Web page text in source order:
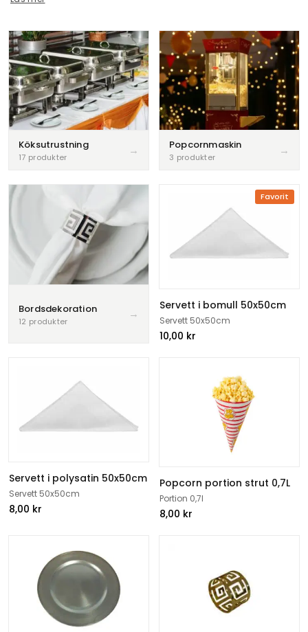
och popcorn till praktisk
trygg och proffsig service, tydliga råd och flexibla lösningar
som gör förberedelserna smidiga. Vi hjälper dig gärna att
välja rätt detaljer så att helheten känns genomtänkt och
du kan fokusera på gästerna, oavsett budget och stil.»
Köksutrustning
17 produkter
Popcornmaskin
3 produkter
Bordsdekoration
12 produkter
Favorit
Servett i bomull 50x50cm
Servett 50x50cm
10,00 kr
Servett i polysatin 50x50cm
Servett 50x50cm
8,00 kr
Popcorn portion strut 0,7L
Portion 0,7l
8,00 kr